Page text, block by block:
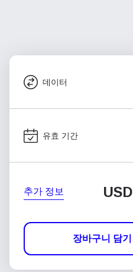
데이터
유효 기간
추가 정보 USD
장바구니 담기